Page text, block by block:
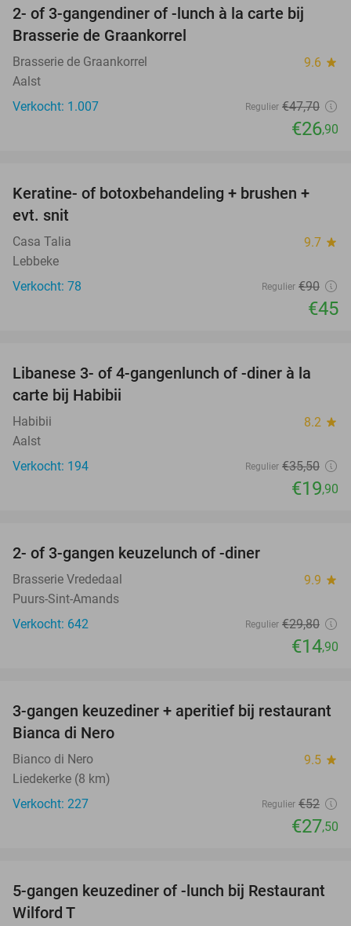
44%
2- of 3-gangendiner of -lunch à la carte bij
Brasserie de Graankorrel
Brasserie de Graankorrel 9.6 star
Aalst
Verkocht: 1.007
Regulier €47,70
€26,90
50%
Keratine- of botoxbehandeling + brushen +
evt. snit
Casa Talia 9.7 star
Lebbeke
Verkocht: 78
Regulier €90
€45
44%
Libanese 3- of 4-gangenlunch of -diner à la
carte bij Habibii
Habibii 8.2 star
Aalst
Verkocht: 194
Regulier €35,50
€19,90
2- of 3-gangen keuzelunch of -diner
Brasserie Vrededaal 9.9 star
Puurs-Sint-Amands
Verkocht: 642
Regulier €29,80
€14,90
47%
3-gangen keuzediner + aperitief bij restaurant
Bianca di Nero
Bianco di Nero 9.5 star
Liedekerke (8 km)
Verkocht: 227
Regulier €52
€27,50
47%
5-gangen keuzediner of -lunch bij Restaurant
Wilford T